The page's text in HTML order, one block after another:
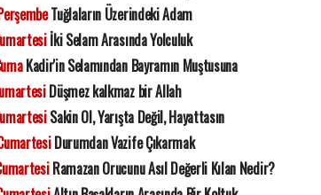
Tuğlaların Üzerindeki Adam
İki Selam Arasında Yolculuk
Kadir'in Selamından Bayramın Muştusuna
Düşmez kalkmaz bir Allah
Sakin Ol, Yarışta Değil, Hayattasın
Durumdan Vazife Çıkarmak
Ramazan Orucunu Asıl Değerli Kılan Nedir?